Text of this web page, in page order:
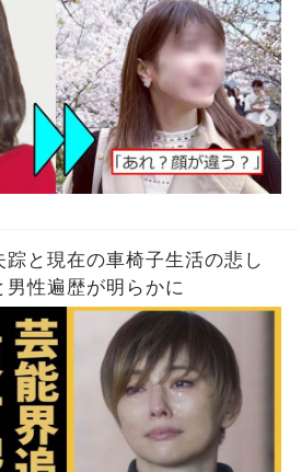
と現在の車椅子生活の悲し
性遍歴が明らかに